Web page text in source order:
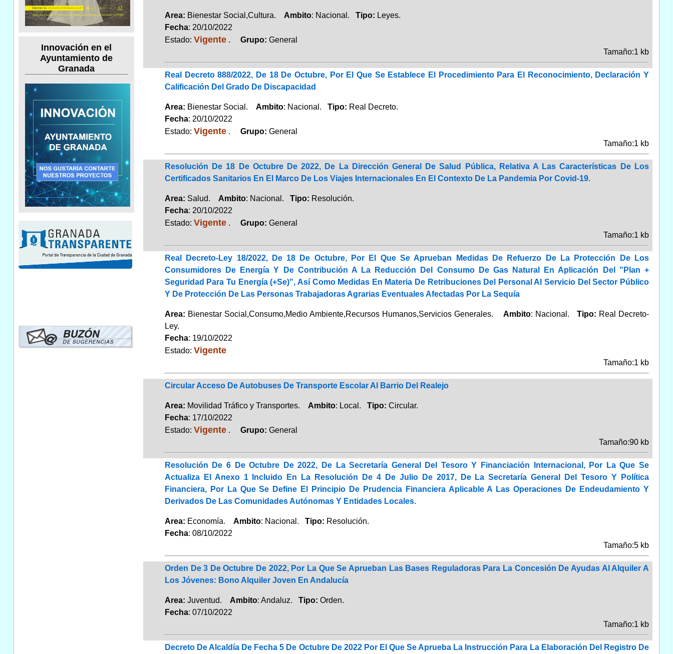
Innovación en el
Ayuntamiento de
Granada
Area: Bienestar Social,Cultura. Ambito: Nacional. Tipo: Leyes.
Fecha: 20/10/2022
Estado: Vigente. Grupo: General
Tamaño:1 kb
Real Decreto 888/2022, De 18 De Octubre, Por El Que Se Establece El Procedimiento Para El Reconocimiento, Declaración Y
Calificación Del Grado De Discapacidad
Area: Bienestar Social. Ambito: Nacional. Tipo: Real Decreto.
Fecha: 20/10/2022
Estado: Vigente. Grupo: General
Tamaño:1 kb
Resolución De 18 De Octubre De 2022, De La Dirección General De Salud Pública, Relativa A Las Características De Los
Certificados Sanitarios En El Marco De Los Viajes Internacionales En El Contexto De La Pandemia Por Covid-19.
Area: Salud. Ambito: Nacional. Tipo: Resolución.
Fecha: 20/10/2022
Estado: Vigente. Grupo: General
Tamaño:1 kb
Real Decreto-Ley 18/2022, De 18 De Octubre, Por El Que Se Aprueban Medidas De Refuerzo De La Protección De Los
Consumidores De Energía Y De Contribución A La Reducción Del Consumo De Gas Natural En Aplicación Del "Plan +
Seguridad Para Tu Energía (+Se)", Así Como Medidas En Materia De Retribuciones Del Personal Al Servicio Del Sector Público
Y De Protección De Las Personas Trabajadoras Agrarias Eventuales Afectadas Por La Sequía
Area: Bienestar Social,Consumo,Medio Ambiente,Recursos Humanos,Servicios Generales. Ambito: Nacional. Tipo: Real Decreto-
Ley.
Fecha: 19/10/2022
Estado: Vigente
Tamaño:1 kb
Circular Acceso De Autobuses De Transporte Escolar Al Barrio Del Realejo
Area: Movilidad Tráfico y Transportes. Ambito: Local. Tipo: Circular.
Fecha: 17/10/2022
Estado: Vigente. Grupo: General
Tamaño:90 kb
Resolución De 6 De Octubre De 2022, De La Secretaría General Del Tesoro Y Financiación Internacional, Por La Que Se
Actualiza El Anexo 1 Incluido En La Resolución De 4 De Julio De 2017, De La Secretaría General Del Tesoro Y Política
Financiera, Por La Que Se Define El Principio De Prudencia Financiera Aplicable A Las Operaciones De Endeudamiento Y
Derivados De Las Comunidades Autónomas Y Entidades Locales.
Area: Economía. Ambito: Nacional. Tipo: Resolución.
Fecha: 08/10/2022
Tamaño:5 kb
Orden De 3 De Octubre De 2022, Por La Que Se Aprueban Las Bases Reguladoras Para La Concesión De Ayudas Al Alquiler A
Los Jóvenes: Bono Alquiler Joven En Andalucía
Area: Juventud. Ambito: Andaluz. Tipo: Orden.
Fecha: 07/10/2022
Tamaño:1 kb
Decreto De Alcaldía De Fecha 5 De Octubre De 2022 Por El Que Se Aprueba La Instrucción Para La Elaboración Del Registro De